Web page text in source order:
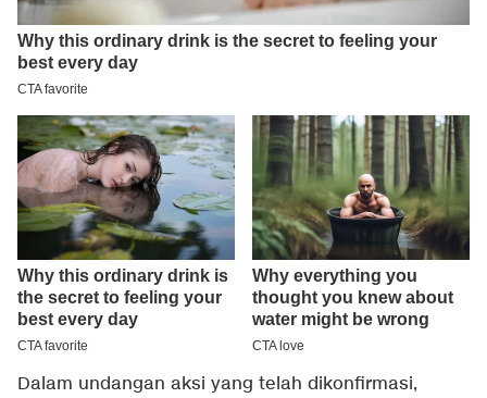
Dalam undangan aksi yang telah dikonfirmasi,